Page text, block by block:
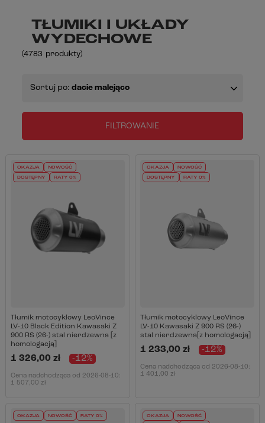
TŁUMIKI I UKŁADY
WYDECHOWE
(4783 produkty)
Sortuj po: dacie malejąco
FILTROWANIE
OKAZJA NOWOŚĆ
DOSTĘPNY RATY 0%
Tłumik motocyklowy LeoVince
LV-10 Black Edition Kawasaki Z
900 RS (26-) stal nierdzewna [z
homologacją]
1 326,00 zł -12%
Cena nadchodząca od 2026-08-10:
1 507,00 zł
OKAZJA NOWOŚĆ
DOSTĘPNY RATY 0%
Tłumik motocyklowy LeoVince
LV-10 Kawasaki Z 900 RS (26-)
stal nierdzewna[z homologacją]
1 233,00 zł -12%
Cena nadchodząca od 2026-08-10:
1 401,00 zł
OKAZJA NOWOŚĆ RATY 0% OKAZJA NOWOŚĆ